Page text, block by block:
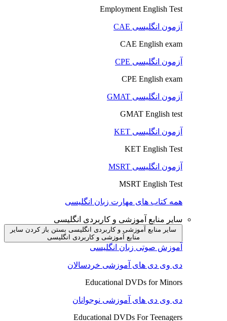
Employment English Test
آزمون انگلیسی CAE
CAE English exam
آزمون انگلیسی CPE
CPE English exam
آزمون انگلیسی GMAT
GMAT English test
آزمون انگلیسی KET
KET English Test
آزمون انگلیسی MSRT
MSRT English Test
همه کتاب های مهارت زبان انگلیسی
سایر منابع آموزشی و کاربردی انگلیسی
سایر منابع آموزشی و کاربردی انگلیسی بستن باز کردن سایر
منابع آموزشی و کاربردی انگلیسی
آموزش صوتی زبان انگلیسی
دی وی دی های آموزشی خردسالان
Educational DVDs for Minors
دی وی دی های آموزشی نوجوانان
Educational DVDs For Teenagers